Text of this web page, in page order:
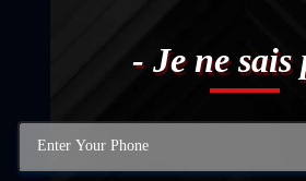
- Je ne sais